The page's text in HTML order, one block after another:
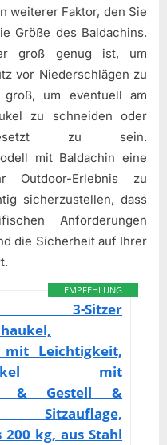
weiterer Faktor, den Sie
Größe des Baldachins.
groß genug ist, um
vor Niederschlägen zu
um eventuell am
zu schneiden oder
zu sein.
mit Baldachin eine
Outdoor-Erlebnis zu
sicherzustellen, dass
Anforderungen
die Sicherheit auf Ihrer
EMPFEHLUNG
3-Sitzer
mit Leichtigkeit,
mit
& Gestell &
Sitzauflage,
200 kg, aus Stahl